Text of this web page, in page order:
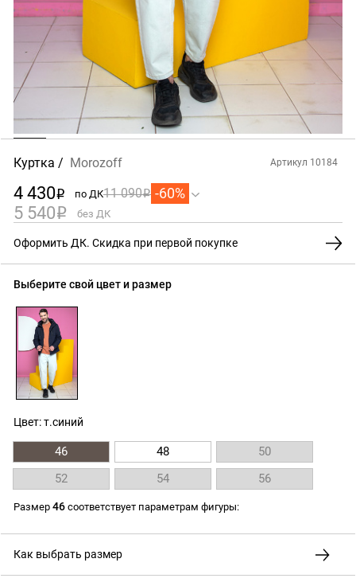
Куртка Morozoff Артикул 10184
4 430i по ДК11 090i -60%
5 540i без ДК
Оформить ДК. Скидка при первой покупке
Выберите свой цвет и размер
Цвет: т.синий
46 48
50
52
54 56
Размер 46 соответствует параметрам фигуры:
Как выбрать размер